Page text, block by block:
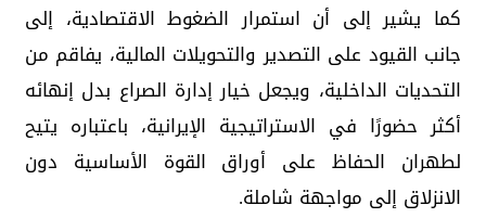
كما يشير إلى أن استمرار الضغوط الاقتصادية، إلى
جانب القيود على التصدير والتحويلات المالية، يفاقم من
التحديات الداخلية، ويجعل خيار إدارة الصراع بدل إنهائه
أكثر حضورًا في الاستراتيجية الإيرانية، باعتباره يتيح
لطهران الحفاظ على أوراق القوة الأساسية دون
الانزلاق إلى مواجهة شاملة.